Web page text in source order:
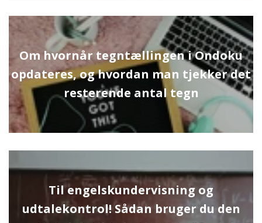
Om hvornår tegntællingen i Ondoku
opdateres, og hvordan man tjekker det
resterende antal tegn
Til engelskundervisning og
udtalekontrol! Sådan bruger du den